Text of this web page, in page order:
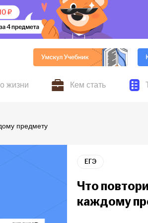
жизни
и увлечения
Кем стать
предмету
ЕГЭ
Что
каждому